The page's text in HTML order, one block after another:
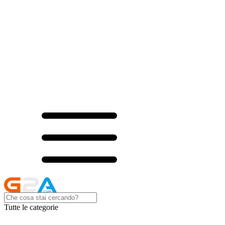
Tutte le categorie